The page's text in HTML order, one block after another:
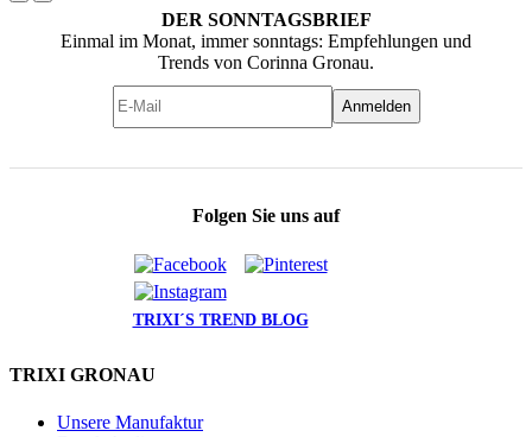
DER SONNTAGSBRIEF
Einmal im Monat, immer sonntags: Empfehlungen und
Trends von Corinna Gronau.
Anmelden
Folgen Sie uns auf
TRIXI´S TREND BLOG
TRIXI GRONAU
Unsere Manufaktur